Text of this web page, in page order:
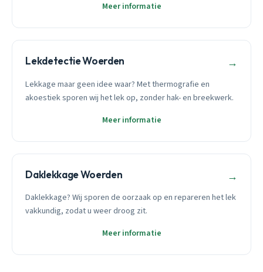
Meer informatie
Lekdetectie Woerden →
Lekkage maar geen idee waar? Met thermografie en
akoestiek sporen wij het lek op, zonder hak- en breekwerk.
Meer informatie
Daklekkage Woerden →
Daklekkage? Wij sporen de oorzaak op en repareren het lek
vakkundig, zodat u weer droog zit.
Meer informatie